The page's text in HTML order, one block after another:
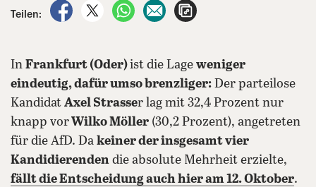
Teilen:
auf Facebook teilen
auf X teilenper WhatsApp teilen
per E-Mail teilen
In Frankfurt (Oder)ist die Lage weniger
eindeutig, dafür umso brenzliger: Der parteilose
Kandidat Axel Strasser lag mit 32,4 Prozent nur
knapp vorWilko Möller (30,2 Prozent), angetreten
für die AfD. Da keiner der insgesamt vier
Kandidierenden die absolute Mehrheit erzielte,
fällt die Entscheidung auch hier am 12. Oktober.